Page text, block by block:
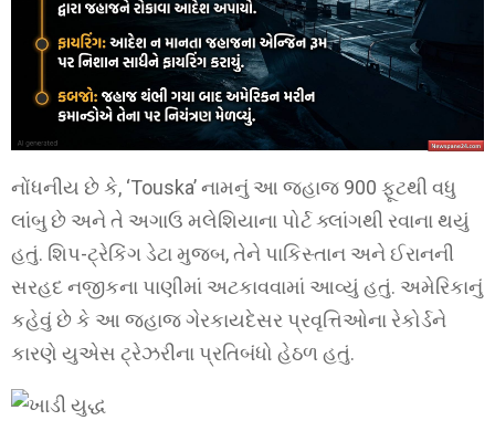
નોંધનીય છે કે, ‘Touska’ નામનું આ જહાજ 900 ફૂટથી વધુ
લાંબુ છે અને તે અગાઉ મલેશિયાના પોર્ટ ક્લાંગથી રવાના થયું
હતું. શિપ-ટ્રેકિંગ ડેટા મુજબ, તેને પાકિસ્તાન અને ઈરાનની
સરહદ નજીકના પાણીમાં અટકાવવામાં આવ્યું હતું. અમેરિકાનું
કહેવું છે કે આ જહાજ ગેરકાયદેસર પ્રવૃત્તિઓના રેકોર્ડને
કારણે યુએસ ટ્રેઝરીના પ્રતિબંધો હેઠળ હતું.